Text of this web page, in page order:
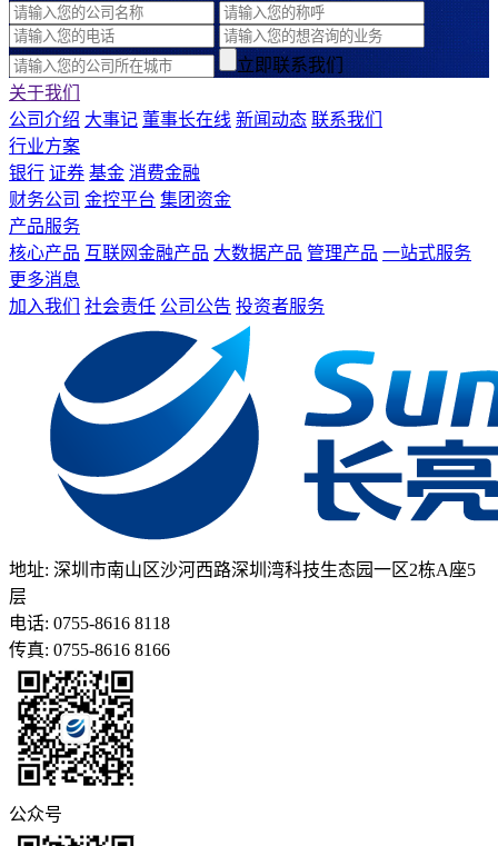
立即联系我们
关于我们
公司介绍 大事记 董事长在线 新闻动态 联系我们
行业方案
银行 证券 基金 消费金融
财务公司 金控平台 集团资金
产品服务
核心产品 互联网金融产品 大数据产品 管理产品 一站式服务
更多消息
加入我们
社会责任 公司公告 投资者服务
地址: 深圳市南山区沙河西路深圳湾科技生态园一区2栋A座5
层
电话: 0755-8616 8118
传真: 0755-8616 8166
公众号